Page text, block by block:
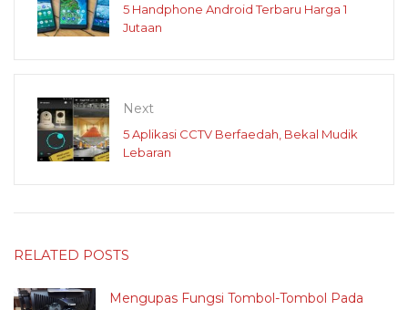
5 Handphone Android Terbaru Harga 1
Jutaan
Next
5 Aplikasi CCTV Berfaedah, Bekal Mudik
Lebaran
RELATED POSTS
Mengupas Fungsi Tombol-Tombol Pada